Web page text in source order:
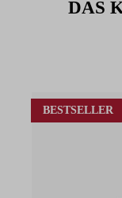
DAS
Produktgalerie
BESTSELLER